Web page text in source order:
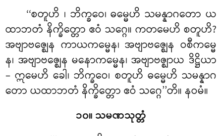
‘‘စတူဟိ ၊ ဘိက္ခဝေ၊ ဓမ္မေဟိ သမန္နာဂတော ယ
ထာဘတံ နိက္ခိတ္တော ဧဝံ သဂ္ဂေ။ ကတမေဟိ စတူဟိ?
အဗျာဗဇ္ဈေန ကာယကမ္မေန၊ အဗျာဗဇ္ဈေန ဝစီကမ္မေ
န၊ အဗျာဗဇ္ဈေန မနောကမ္မေန၊ အဗျာဗဇ္ဈာယ ဒိဋ္ဌိယာ
– ဣမေဟိ ခေါ၊ ဘိက္ခဝေ၊ စတူဟိ ဓမ္မေဟိ သမန္နာဂ
တော ယထာဘတံ နိက္ခိတ္တော ဧဝံ သဂ္ဂေ’’တိ။ နဝမံ။
၁၀။ သမဏသုတ္တံ